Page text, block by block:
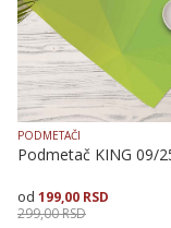
PODMETAČI
Podmetač KING 09/
199,00 RSD
299,00RSD